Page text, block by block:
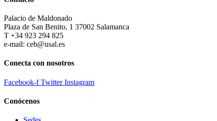
Palacio de Maldonado
Plaza de San Benito, 1 37002 Salamanca
T +34 923 294 825
e-mail: ceb@usal.es
Conecta con nosotros
Facebook-f Twitter Instagram
Conócenos